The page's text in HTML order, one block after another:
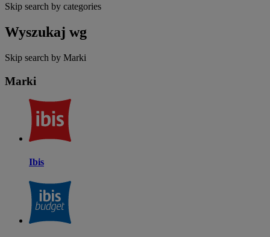
Skip search by categories
Wyszukaj wg
Skip search by Marki
Marki
Ibis